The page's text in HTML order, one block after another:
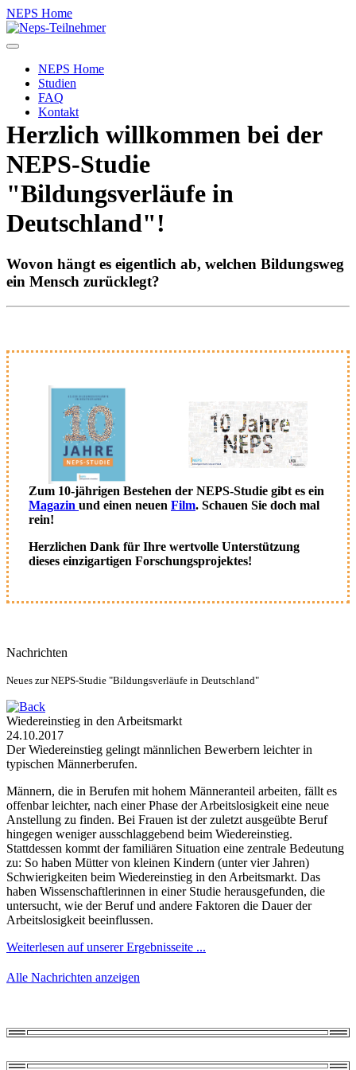
NEPS Home
Toggle
navigationNEPS Home
Studien
FAQ
Kontakt
Herzlich willkommen bei der
NEPS-Studie
"Bildungsverläufe in
Deutschland"!
Wovon hängt es eigentlich ab, welchen Bildungsweg
ein Mensch zurücklegt?
Zum 10-jährigen Bestehen der NEPS-Studie gibt es ein
Magazin und einen neuen Film. Schauen Sie doch mal
rein!
Herzlichen Dank für Ihre wertvolle Unterstützung
dieses einzigartigen Forschungsprojektes!
Nachrichten
Neues zur NEPS-Studie "Bildungsverläufe in Deutschland"
Wiedereinstieg in den Arbeitsmarkt
24.10.2017
Der Wiedereinstieg gelingt männlichen Bewerbern leichter in
typischen Männerberufen.
Männern, die in Berufen mit hohem Männeranteil arbeiten, fällt es
offenbar leichter, nach einer Phase der Arbeitslosigkeit eine neue
Anstellung zu finden. Bei Frauen ist der zuletzt ausgeübte Beruf
hingegen weniger ausschlaggebend beim Wiedereinstieg.
Stattdessen kommt der familiären Situation eine zentrale Bedeutung
zu: So haben Mütter von kleinen Kindern (unter vier Jahren)
Schwierigkeiten beim Wiedereinstieg in den Arbeitsmarkt. Das
haben Wissenschaftlerinnen in einer Studie herausgefunden, die
untersucht, wie der Beruf und andere Faktoren die Dauer der
Arbeitslosigkeit beeinflussen.
Weiterlesen auf unserer Ergebnisseite ...
Alle Nachrichten anzeigen